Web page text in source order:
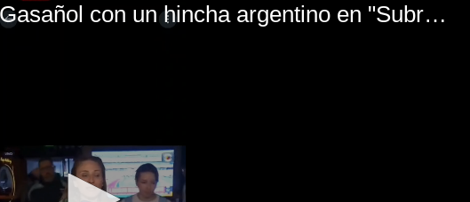
El mal momento de Yanina Gasañol con un hincha argentino en "Subrayado"